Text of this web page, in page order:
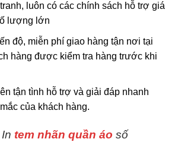
luôn có các chính sách hỗ trợ giá
lượng lớn
độ, miễn phí giao hàng tận nơi tại
hàng được kiểm tra hàng trước khi
tận tình hỗ trợ và giải đáp nhanh
của khách hàng.
tem nhãn quần áo số